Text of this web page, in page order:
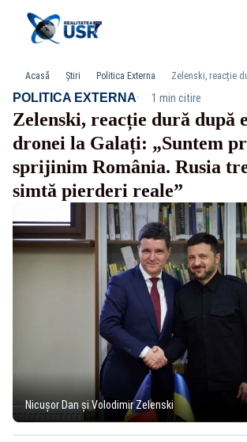
Acasă Știri Politica Externa
POLITICA EXTERNA· 1 min citire
Zelenski, reacție dură după
dronei la Galați: „Suntem
sprijinim România. Rusia
simtă pierderi reale”
Nicușor Dan și Volodimir Zelenski